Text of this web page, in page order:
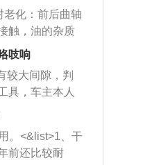
积碳过多引起
化器泡在草酸
决，将清洗剂
合后，车辆启
进入到燃烧
就可以让三元
堵塞的情况就
也要打相同的
调要反复练
记忆，在真实
也能打好方
老化：前后曲轴
触，油的杂质
使其密封效果
油。<&list>2、
活塞环与缸体
入燃烧室中，
油粘度。使用
会有烧机油现
好的流动性，
吱响
较大间隙，判
具，车主本人
到修理厂或4s
管防尘罩破
象，使半轴磨
损坏，产生异
。<&list>1、干
前还比较耐